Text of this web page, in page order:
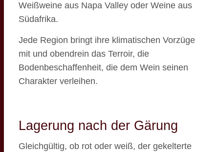
Weißweine aus Napa Valley oder Weine aus
Südafrika.
Jede Region bringt ihre klimatischen Vorzüge
mit und obendrein das Terroir, die
Bodenbeschaffenheit, die dem Wein seinen
Charakter verleihen.
Lagerung nach der Gärung
Gleichgültig, ob rot oder weiß, der gekelterte